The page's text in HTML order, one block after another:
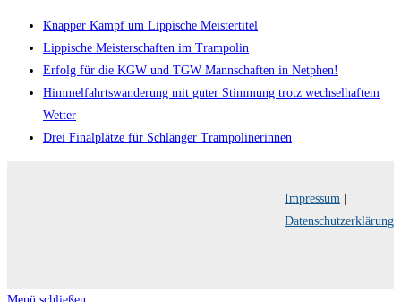
Knapper Kampf um Lippische Meistertitel
Lippische Meisterschaften im Trampolin
Erfolg für die KGW und TGW Mannschaften in Netphen!
Himmelfahrtswanderung mit guter Stimmung trotz wechselhaftem
Wetter
Drei Finalplätze für Schlänger Trampolinerinnen
Impressum
Datenschutzerklärung